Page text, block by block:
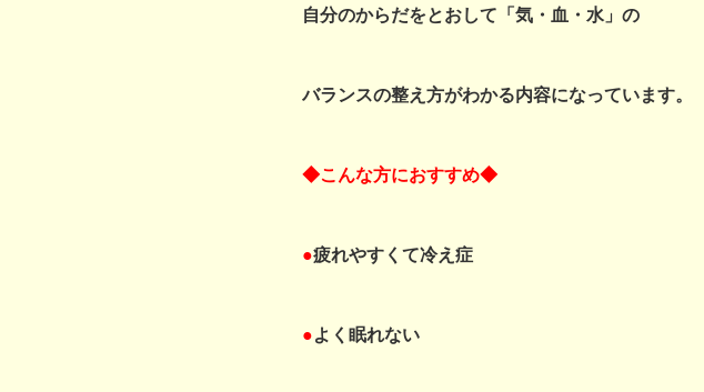
自分のからだをとおして「気・血・水」の
バランスの整え方がわかる内容になっています。
◆こんな方におすすめ◆
●疲れやすくて冷え症
●よく眠れない